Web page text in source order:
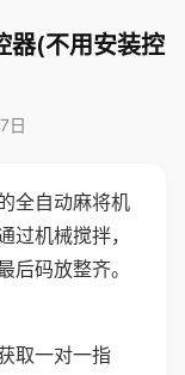
器(不用安装控
日
全自动麻将机
过机械搅拌，
后码放整齐。
取一对一指